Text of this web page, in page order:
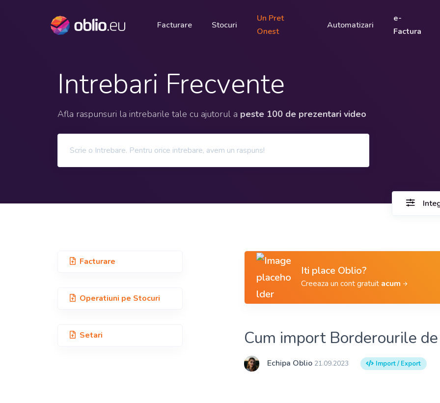
Facturare Stocuri
Un Pret
Onest
Automatizari
e-
Factura
Intrebari Frecvente
Afla raspunsuri la intrebarile tale cu ajutorul a peste 100 de prezentari video
Facturare
Operatiuni pe Stocuri
Setari
Iti place Oblio?
Creeaza un cont gratuit acum
Cum import Borderourile
Echipa Oblio 21.09.2023 Import / Export